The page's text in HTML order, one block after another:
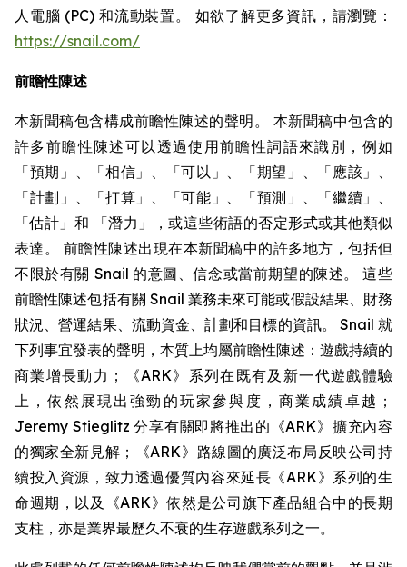
人電腦 (PC) 和流動裝置。 如欲了解更多資訊，請瀏覽：
https://snail.com/
前瞻性陳述
本新聞稿包含構成前瞻性陳述的聲明。 本新聞稿中包含的
許多前瞻性陳述可以透過使用前瞻性詞語來識別，例如
「預期」、「相信」、「可以」、「期望」、「應該」、
「計劃」、「打算」、「可能」、「預測」、「繼續」、
「估計」和 「潛力」，或這些術語的否定形式或其他類似
表達。 前瞻性陳述出現在本新聞稿中的許多地方，包括但
不限於有關 Snail 的意圖、信念或當前期望的陳述。 這些
前瞻性陳述包括有關 Snail 業務未來可能或假設結果、財務
狀況、營運結果、流動資金、計劃和目標的資訊。 Snail 就
下列事宜發表的聲明，本質上均屬前瞻性陳述：遊戲持續的
商業增長動力；《ARK》系列在既有及新一代遊戲體驗
上，依然展現出強勁的玩家參與度，商業成績卓越；
Jeremy Stieglitz 分享有關即將推出的《ARK》擴充內容
的獨家全新見解；《ARK》路線圖的廣泛布局反映公司持
續投入資源，致力透過優質內容來延長《ARK》系列的生
命週期，以及《ARK》依然是公司旗下產品組合中的長期
支柱，亦是業界最歷久不衰的生存遊戲系列之一。